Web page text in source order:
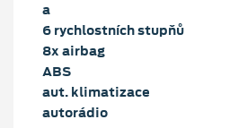
a
6 rychlostních stupňů
8x airbag
ABS
aut. klimatizace
autorádio